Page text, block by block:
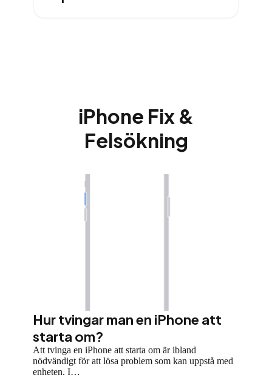
iPhone Fix &
Felsökning
Hur tvingar man en iPhone att
starta om?
Att tvinga en iPhone att starta om är ibland
nödvändigt för att lösa problem som kan uppstå med
enheten. I…